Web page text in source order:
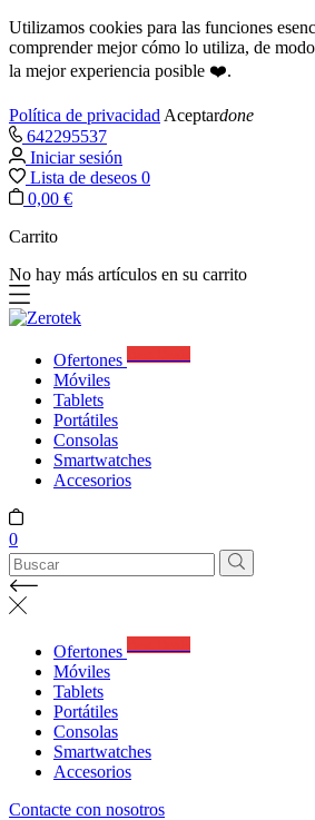
Utilizamos cookies para las funciones
comprender mejor cómo lo utiliza, de
la mejor experiencia posible ❤️.
Política de privacidad Aceptardone
642295537
Iniciar sesión
Lista de deseos 0
0,00 €
Carrito
No hay más artículos en su carrito
Ofertones
Móviles
Tablets
Portátiles
Consolas
Smartwatches
Accesorios
0
Ofertones
Móviles
Tablets
Portátiles
Consolas
Smartwatches
Accesorios
Contacte con nosotros